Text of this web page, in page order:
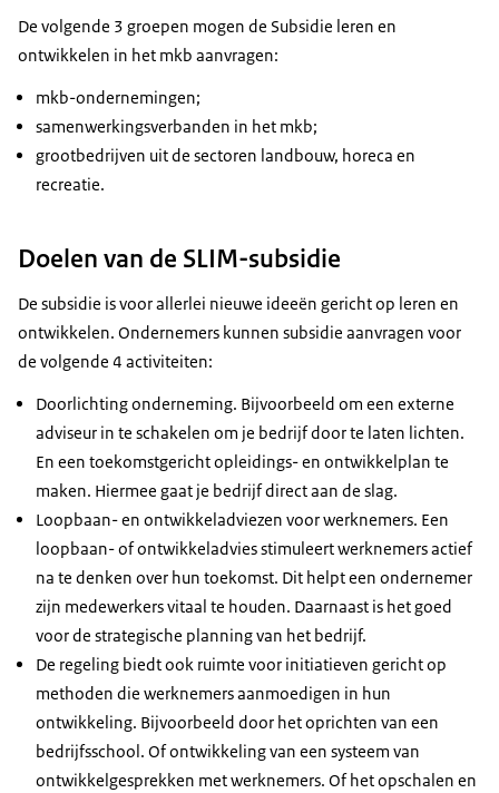
De volgende 3 groepen mogen de Subsidie leren en
ontwikkelen in het mkb aanvragen:
mkb-ondernemingen;
samenwerkingsverbanden in het mkb;
grootbedrijven uit de sectoren landbouw, horeca en
recreatie.
Doelen van de SLIM-subsidie
De subsidie is voor allerlei nieuwe ideeën gericht op leren en
ontwikkelen. Ondernemers kunnen subsidie aanvragen voor
de volgende 4 activiteiten:
Doorlichting onderneming. Bijvoorbeeld om een externe
adviseur in te schakelen om je bedrijf door te laten lichten.
En een toekomstgericht opleidings- en ontwikkelplan te
maken. Hiermee gaat je bedrijf direct aan de slag.
Loopbaan- en ontwikkeladviezen voor werknemers. Een
loopbaan- of ontwikkeladvies stimuleert werknemers actief
na te denken over hun toekomst. Dit helpt een ondernemer
zijn medewerkers vitaal te houden. Daarnaast is het goed
voor de strategische planning van het bedrijf.
De regeling biedt ook ruimte voor initiatieven gericht op
methoden die werknemers aanmoedigen in hun
ontwikkeling. Bijvoorbeeld door het oprichten van een
bedrijfsschool. Of ontwikkeling van een systeem van
ontwikkelgesprekken met werknemers. Of het opschalen en